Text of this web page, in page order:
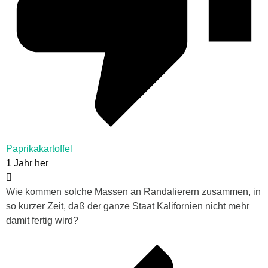
Paprikakartoffel
1 Jahr her
Wie kommen solche Massen an Randalierern zusammen, in
so kurzer Zeit, daß der ganze Staat Kalifornien nicht mehr
damit fertig wird?